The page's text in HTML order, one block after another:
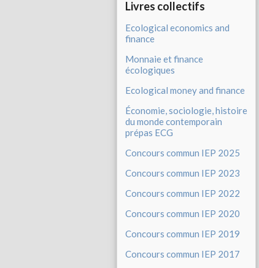
Livres collectifs
Ecological economics and
finance
Monnaie et finance
écologiques
Ecological money and finance
Économie, sociologie, histoire
du monde contemporain
prépas ECG
Concours commun IEP 2025
Concours commun IEP 2023
Concours commun IEP 2022
Concours commun IEP 2020
Concours commun IEP 2019
Concours commun IEP 2017